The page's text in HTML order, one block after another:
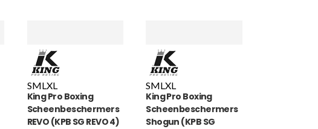
SMLXL
King Pro Boxing
Scheenbeschermers
REVO (KPB SG REVO 4)
SMLXL
King Pro Boxing
Scheenbeschermers
Shogun (KPB SG